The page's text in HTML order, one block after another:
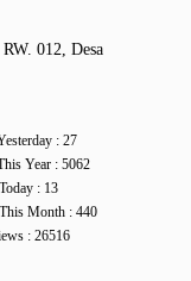
012, Desa
: 27
Year : 5062
: 13
Month : 440
: 26516